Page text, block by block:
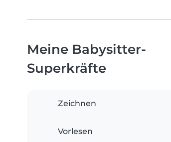
Meine Babysitter-
Superkräfte
Zeichnen
Vorlesen